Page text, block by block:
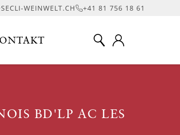
WEINWELT.CH +41 81 756 18 61
BD'LP AC LES